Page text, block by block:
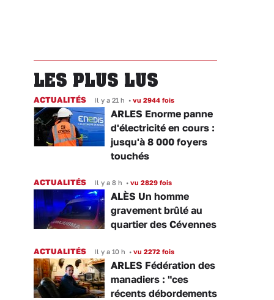
LES PLUS LUS
ACTUALITÉS Il y a 21 h • vu 2944 fois
ARLES Enorme panne
d'électricité en cours :
jusqu'à 8 000 foyers
touchés
ACTUALITÉS Il y a 8 h • vu 2829 fois
ALÈS Un homme
gravement brûlé au
quartier des Cévennes
ACTUALITÉS Il y a 10 h • vu 2272 fois
ARLES Fédération des
manadiers : "ces
récents débordements